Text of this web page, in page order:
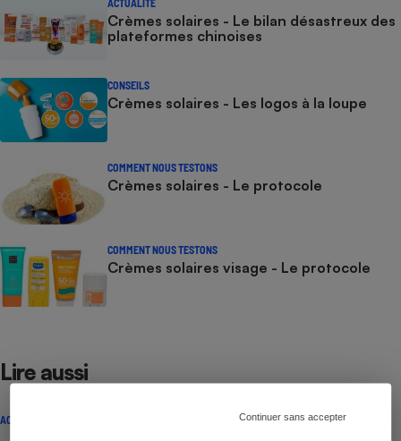
Continuer sans accepter
ACTUALITÉ
Crèmes solaires - Le bilan désastreux des
plateformes chinoises
CONSEILS
Crèmes solaires - Les logos à la loupe
COMMENT NOUS TESTONS
Crèmes solaires - Le protocole
COMMENT NOUS TESTONS
Crèmes solaires visage - Le protocole
Lire aussi
ACTUALITÉ